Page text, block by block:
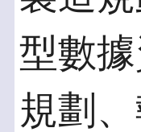
型數
規劃